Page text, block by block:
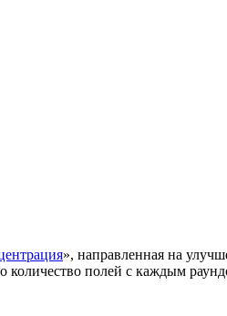
», направленная на
количество полей с каждым